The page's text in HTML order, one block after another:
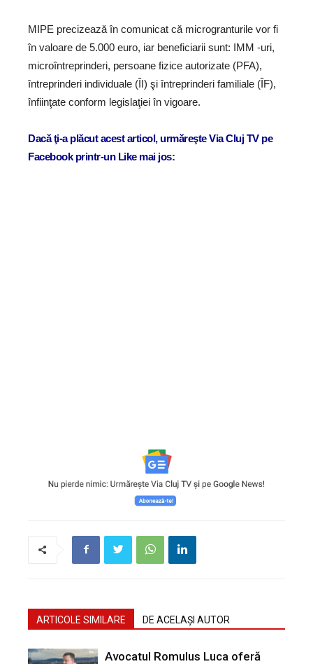
MIPE precizează în comunicat că microgranturile vor fi
în valoare de 5.000 euro, iar beneficiarii sunt: IMM -uri,
microîntreprinderi, persoane fizice autorizate (PFA),
întreprinderi individuale (ÎI) şi întreprinderi familiale (ÎF),
înfiinţate conform legislaţiei în vigoare.
Dacă ţi-a plăcut acest articol, urmăreşte Via Cluj TV pe
Facebook printr-un Like mai jos:
ARTICOLE SIMILARE DE ACELAȘI AUTOR
Avocatul Romulus Luca oferă